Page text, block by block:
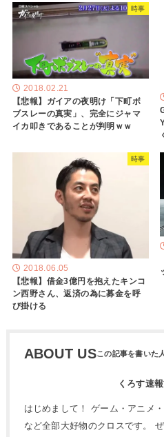
時事
2018.02.21
【悲報】ガイアの夜明け「下町ボ
ブスレーの真実」、完全にジャマ
イカ叩きであることが判明ｗｗ
時事
2018.06.05
【悲報】借金3億円を抱えたキンコ
ン西野さん、返済の為に募金を呼
び掛ける
ABOUT US
くろす速
はじめまして！ ゲーム・アニメ
など全部大好物のクロスです。